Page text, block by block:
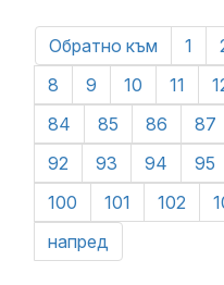
Обратно към 1
8
9 10 11
84
85 86 87
92
93 94 95
100
101 102
напред